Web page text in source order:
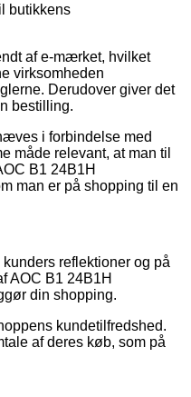
butikkens
af e-mærket, hvilket
virksomheden
Derudover giver det
bestilling.
i forbindelse med
måde relevant, at man til
B1 24B1H
man er på shopping til en
reflektioner og på
AOC B1 24B1H
din shopping.
kundetilfredshed.
af deres køb, som på